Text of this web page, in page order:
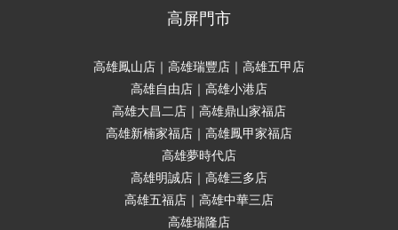
高屏門市
高雄鳳山店｜高雄瑞豐店｜高雄五甲店
高雄自由店｜高雄小港店
高雄大昌二店｜高雄鼎山家福店
高雄新楠家福店｜高雄鳳甲家福店
高雄夢時代店
高雄明誠店｜高雄三多店
高雄五福店｜高雄中華三店
高雄瑞隆店